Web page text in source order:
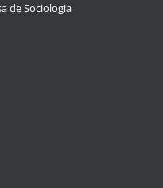
de Sociologia